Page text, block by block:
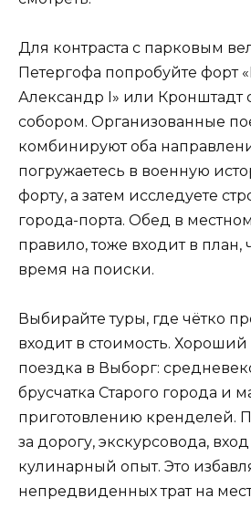
Для контраста с парковым
Петергофа попробуйте форт
Александр I» или Кронштадт
собором. Организованные
комбинируют оба
погружаетесь в военную
форту, а затем исследуете
города-порта. Обед в
правило, тоже входит в план,
время на поиски.
Выбирайте туры, где чётко
входит в стоимость. Хороший
поездка в Выборг:
брусчатка Старого города и
приготовлению кренделей.
за дорогу, экскурсовода,
кулинарный опыт. Это
непредвиденных трат на